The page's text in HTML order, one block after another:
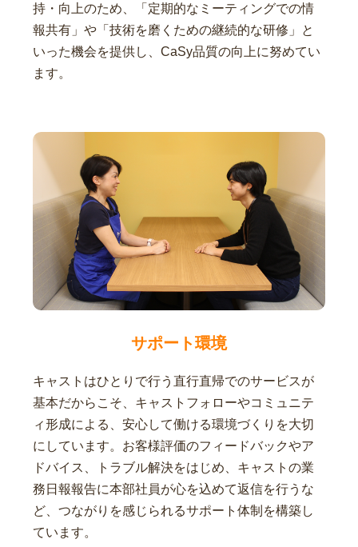
持・向上のため、「定期的なミーティングでの情
報共有」や「技術を磨くための継続的な研修」と
いった機会を提供し、CaSy品質の向上に努めてい
ます。
サポート環境
キャストはひとりで行う直行直帰でのサービスが
基本だからこそ、キャストフォローやコミュニテ
ィ形成による、安心して働ける環境づくりを大切
にしています。お客様評価のフィードバックやア
ドバイス、トラブル解決をはじめ、キャストの業
務日報報告に本部社員が心を込めて返信を行うな
ど、つながりを感じられるサポート体制を構築し
ています。